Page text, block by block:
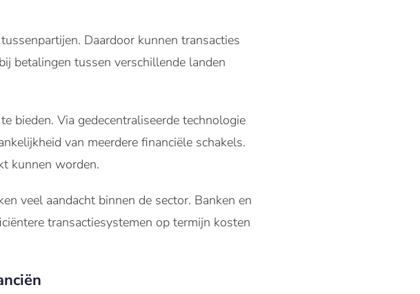
Daardoor kunnen transacties
betalingen tussen verschillende landen
bieden. Via gedecentraliseerde technologie
van meerdere financiële schakels.
kunnen worden.
veel aandacht binnen de sector. Banken en
transactiesystemen op termijn kosten